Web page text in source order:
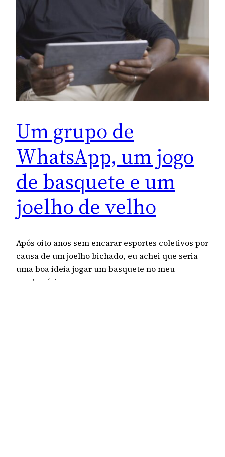
Um grupo de
WhatsApp, um jogo
de basquete e um
joelho de velho
Após oito anos sem encarar esportes coletivos por
causa de um joelho bichado, eu achei que seria
uma boa ideia jogar um basquete no meu
condomínio.